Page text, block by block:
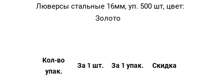
Люверсы стальные 16мм, уп. 500 шт, цвет:
Золото
Кол-во
упак.
За 1 шт. За 1 упак. Скидка